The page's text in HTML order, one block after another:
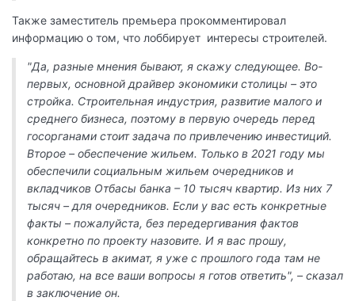
Также заместитель премьера прокомментировал
информацию о том, что лоббирует интересы строителей.
"Да, разные мнения бывают, я скажу следующее. Во-
первых, основной драйвер экономики столицы – это
стройка. Строительная индустрия, развитие малого и
среднего бизнеса, поэтому в первую очередь перед
госорганами стоит задача по привлечению инвестиций.
Второе – обеспечение жильем. Только в 2021 году мы
обеспечили социальным жильем очередников и
вкладчиков Отбасы банка – 10 тысяч квартир. Из них 7
тысяч – для очередников. Если у вас есть конкретные
факты – пожалуйста, без передергивания фактов
конкретно по проекту назовите. И я вас прошу,
обращайтесь в акимат, я уже с прошлого года там не
работаю, на все ваши вопросы я готов ответить", – сказал
в заключение он.